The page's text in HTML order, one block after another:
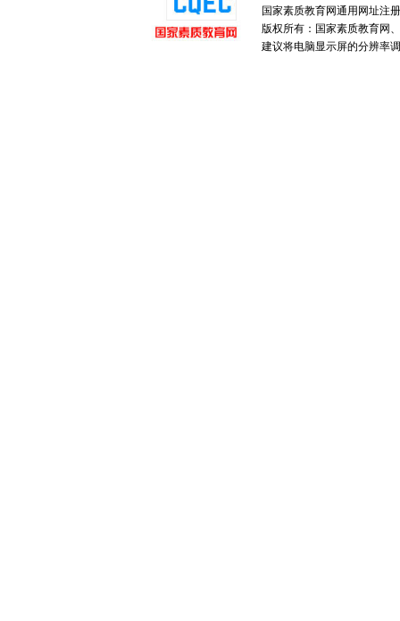
国家素质教育网通用网址注
版权所有：国家素质教育网
建议将电脑显示屏的分辨率